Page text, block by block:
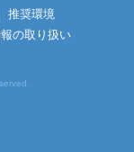
推奨環境
の取り扱い